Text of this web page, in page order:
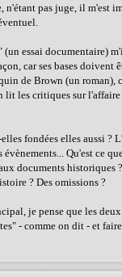
n'étant pas juge, il m'est
essai documentaire)
car ses bases doivent
de Brown (un roman),
les critiques sur l'affaire
fondées elles aussi ?
Qu'est ce
documents historiques
? Des omissions ?
je pense que les
- comme on dit - et